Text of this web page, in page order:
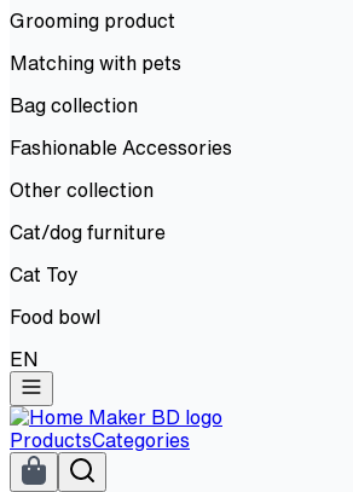
Grooming product
Matching with pets
Bag collection
Fashionable Accessories
Other collection
Cat/dog furniture
Cat Toy
Food bowl
EN
ProductsCategories